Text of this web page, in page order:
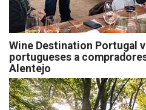
Wine Destination Portugal
portugueses a
Alentejo